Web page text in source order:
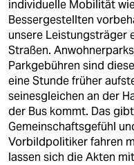
individuelle Mobilität
Bessergestellten
unsere Leistungsträger
Straßen.
Parkgebühren sind
eine Stunde früher
seinesgleichen an der
der Bus kommt. Das
Gemeinschaftsgefühl
Vorbildpolitiker fahren
lassen sich die Akten